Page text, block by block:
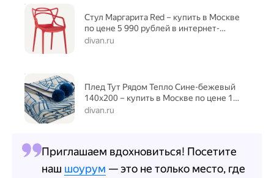
Стул Маргарита Red – купить в Москве
по цене 5 990 рублей в интернет-
магазине
divan.ru
Плед Тут Рядом Тепло Сине-бежевый
140x200 – купить в Москве по цене 11
990 рублей в интернет-магазине
divan.ru
Приглашаем вдохновиться! Посетите
наш шоурум — это не только место, где